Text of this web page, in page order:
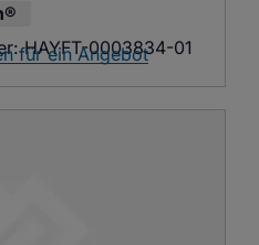
HAYFT-0003834-01
für ein Angebot